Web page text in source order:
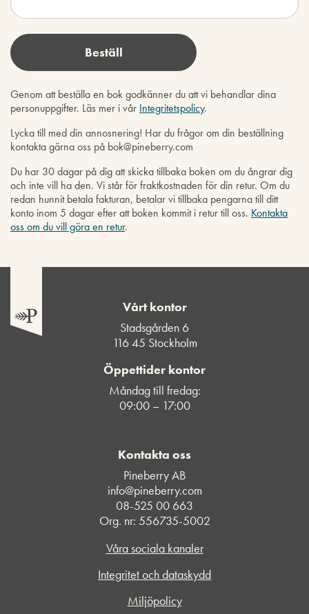
Genom att beställa en bok godkänner du att vi behandlar dina
personuppgifter. Läs mer i vår Integritetspolicy.
Lycka till med din annosnering! Har du frågor om din beställning
kontakta gärna oss på bok@pineberry.com
Du har 30 dagar på dig att skicka tillbaka boken om du ångrar dig
och inte vill ha den. Vi står för fraktkostnaden för din retur. Om du
redan hunnit betala fakturan, betalar vi tillbaka pengarna till ditt
konto inom 5 dagar efter att boken kommit i retur till oss. Kontakta
oss om du vill göra en retur.
Vårt kontor
Stadsgården 6
116 45 Stockholm
Öppettider kontor
Måndag till fredag:
09:00 – 17:00
Kontakta oss
Pineberry AB
info@pineberry.com
08-525 00 663
Org. nr: 556735-5002
Våra sociala kanaler
Integritet och dataskydd
Miljöpolicy